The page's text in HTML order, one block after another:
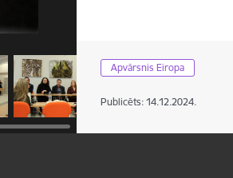
Apvārsnis Eiropa
Publicēts: 14.12.2024.